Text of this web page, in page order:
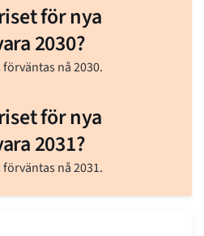
för nya
2030?
nå 2030.
för nya
2031?
nå 2031.